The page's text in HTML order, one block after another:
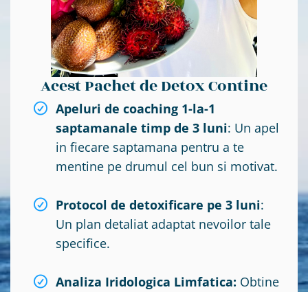
Acest Pachet de Detox Contine
Apeluri de coaching 1-la-1
saptamanale timp de 3 luni: Un apel
in fiecare saptamana pentru a te
mentine pe drumul cel bun si motivat.
Protocol de detoxificare pe 3 luni:
Un plan detaliat adaptat nevoilor tale
specifice.
Analiza Iridologica Limfatica: Obtine